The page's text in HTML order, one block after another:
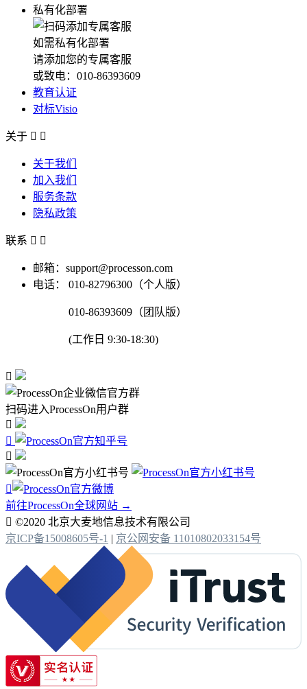
私有化部署
如需私有化部署
请添加您的专属客服
或致电：010-86393609
教育认证
对标Visio
关于  
关于我们
加入我们
服务条款
隐私政策
联系  
邮箱：support@processon.com
电话：
010-82796300（个人版）
010-86393609（团队版）
(工作日 9:30-18:30)

扫码进入ProcessOn用户群




前往ProcessOn全球网站 →
 ©2020 北京大麦地信息技术有限公司
京ICP备15008605号-1 | 京公网安备 11010802033154号